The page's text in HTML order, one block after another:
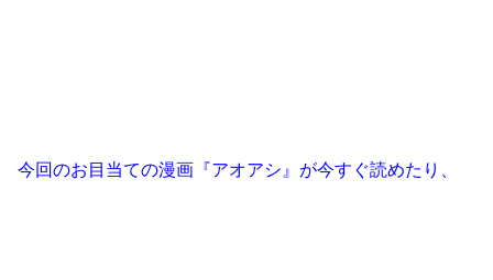
今回のお目当ての漫画『アオアシ』が今すぐ読めたり、